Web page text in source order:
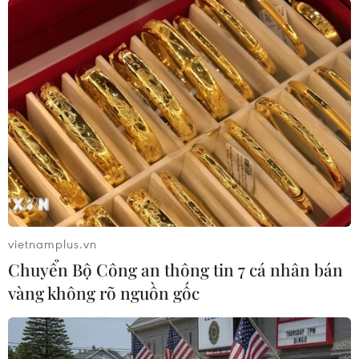
#Bắc Giang #dương tính với SARS-CoV-2
#COVID-19
#khu công nghiệp
#công nhân
#chủng virus
#Bộ Y tế
Bắc Giang Bắc Ninh
Theo dõi VietnamPlus
TIN LIÊN QUAN
vietnamplus.vn
Chuyển Bộ Công an thông tin 7 cá nhân bán
vàng không rõ nguồn gốc